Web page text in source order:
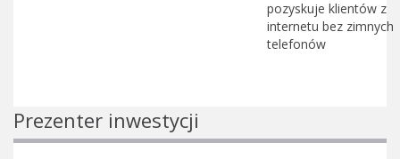
pozyskuje klientów z
internetu bez zimnych
telefonów
Prezenter inwestycji